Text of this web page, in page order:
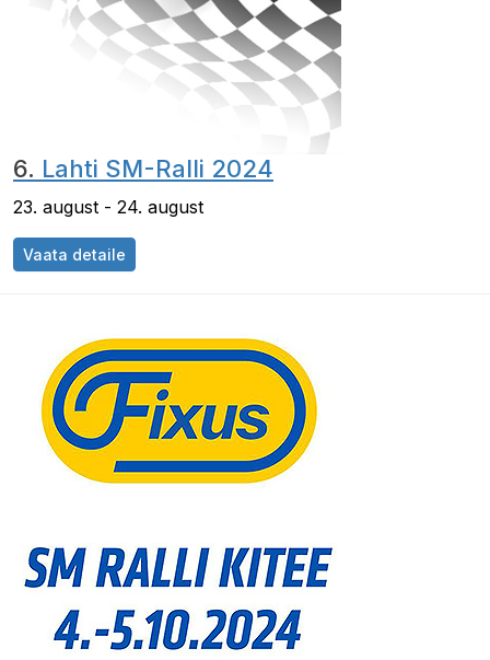
6. Lahti SM-Ralli 2024
23. august - 24. august
Vaata detaile